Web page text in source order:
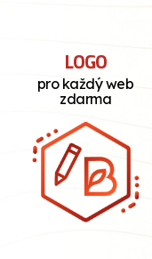
LOGO
pro každý web
zdarma